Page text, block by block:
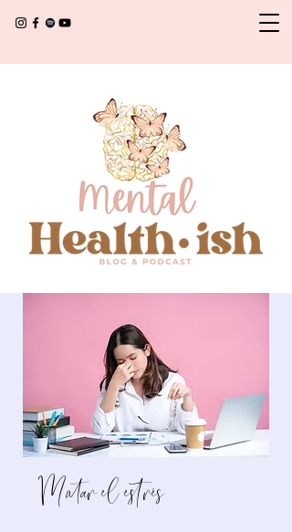
Matar el estrés